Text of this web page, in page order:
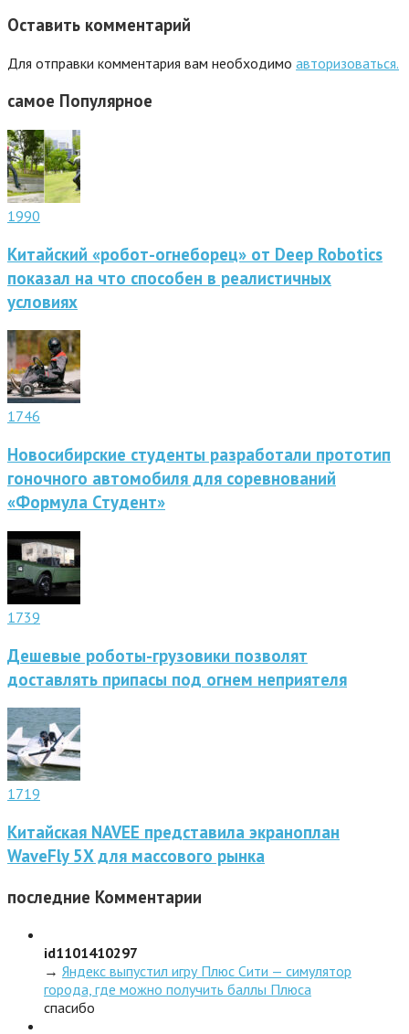
Оставить комментарий
Для отправки комментария вам необходимо авторизоваться.
самое Популярное
1990
Китайский «робот-огнеборец» от Deep Robotics
показал на что способен в реалистичных
условиях
1746
Новосибирские студенты разработали прототип
гоночного автомобиля для соревнований
«Формула Студент»
1739
Дешевые роботы-грузовики позволят
доставлять припасы под огнем неприятеля
1719
Китайская NAVEE представила экраноплан
WaveFly 5X для массового рынка
последние Комментарии
id1101410297
→ Яндекс выпустил игру Плюс Сити — симулятор
города, где можно получить баллы Плюса
спасибо